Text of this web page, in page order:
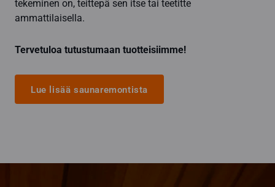
tekeminen on, teittepä sen itse tai teetitte
ammattilaisella.
Tervetuloa tutustumaan tuotteisiimme!
Lue lisää saunaremontista